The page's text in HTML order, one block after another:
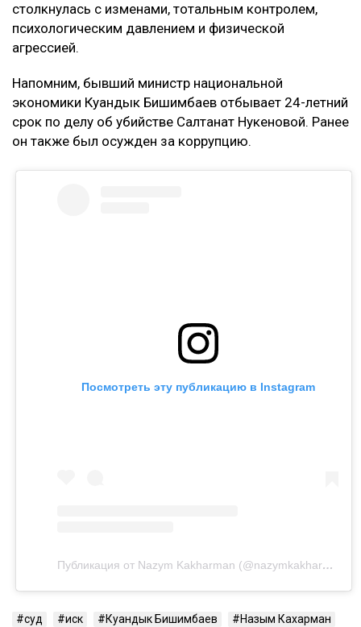
столкнулась с изменами, тотальным контролем,
психологическим давлением и физической
агрессией.
Напомним, бывший министр национальной
экономики Куандык Бишимбаев отбывает 24-летний
срок по делу об убийстве Салтанат Нукеновой. Ранее
он также был осужден за коррупцию.
Посмотреть эту публикацию в Instagram
Публикация от Nazym Kakharman (@nazymkakharman)
суд иск Куандык Бишимбаев
Назым Кахарман